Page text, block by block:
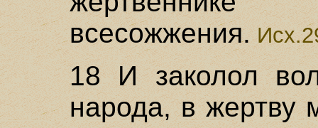
всесожжения.
18 И заколол
народа, в